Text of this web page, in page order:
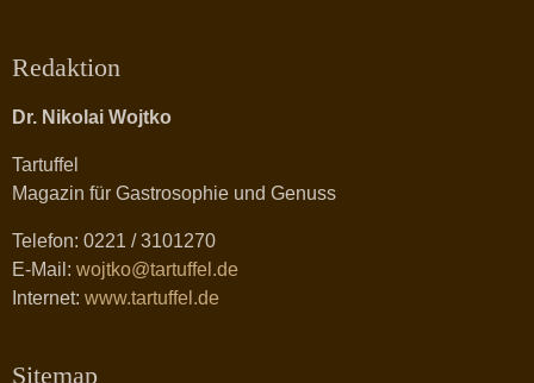
Redaktion
Dr. Nikolai Wojtko
Tartuffel
Magazin für Gastrosophie und Genuss
Telefon: 0221 / 3101270
E-Mail: wojtko@tartuffel.de
Internet: www.tartuffel.de
Sitemap